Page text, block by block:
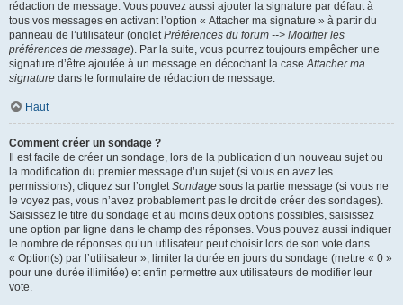
rédaction de message. Vous pouvez aussi ajouter la signature par défaut à
tous vos messages en activant l’option « Attacher ma signature » à partir du
panneau de l’utilisateur (onglet Préférences du forum --> Modifier les
préférences de message). Par la suite, vous pourrez toujours empêcher une
signature d’être ajoutée à un message en décochant la case Attacher ma
signature dans le formulaire de rédaction de message.
Haut
Comment créer un sondage ?
Il est facile de créer un sondage, lors de la publication d’un nouveau sujet ou
la modification du premier message d’un sujet (si vous en avez les
permissions), cliquez sur l’onglet Sondage sous la partie message (si vous ne
le voyez pas, vous n’avez probablement pas le droit de créer des sondages).
Saisissez le titre du sondage et au moins deux options possibles, saisissez
une option par ligne dans le champ des réponses. Vous pouvez aussi indiquer
le nombre de réponses qu’un utilisateur peut choisir lors de son vote dans
« Option(s) par l’utilisateur », limiter la durée en jours du sondage (mettre « 0 »
pour une durée illimitée) et enfin permettre aux utilisateurs de modifier leur
vote.